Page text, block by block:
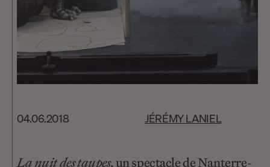
04.06.2018 JÉRÉMY LANIEL
La nuit des taupes, un spectacle de Nanterre-